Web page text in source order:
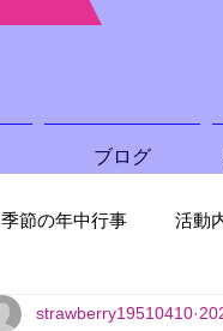
ブログ
季節の年中行事 活動
strawberry19510410